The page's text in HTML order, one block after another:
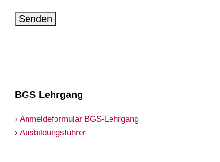
BGS Lehrgang
› Anmeldeformular BGS-Lehrgang
› Ausbildungsführer